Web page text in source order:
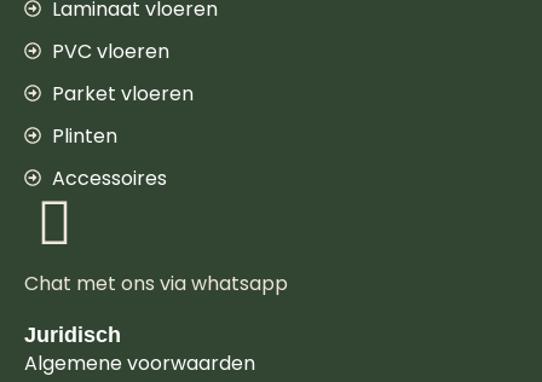
Laminaat vloeren
PVC vloeren
Parket vloeren
Plinten
Accessoires
Chat met ons via whatsapp
Juridisch
Algemene voorwaarden